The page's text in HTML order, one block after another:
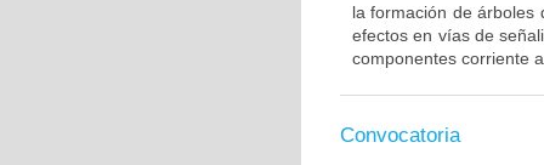
la formación de árboles
efectos en vías de
componentes corriente
Convocatoria